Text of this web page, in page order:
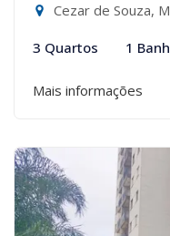
Cezar de Souza,
3 Quartos 1
Mais informações